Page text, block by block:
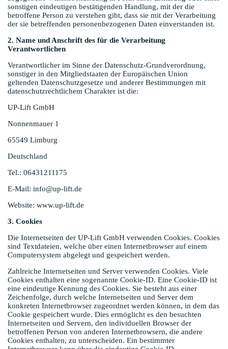
sonstigen eindeutigen bestätigenden Handlung, mit der die
betroffene Person zu verstehen gibt, dass sie mit der Verarbeitung
der sie betreffenden personenbezogenen Daten einverstanden ist.
2. Name und Anschrift des für die Verarbeitung
Verantwortlichen
Verantwortlicher im Sinne der Datenschutz-Grundverordnung,
sonstiger in den Mitgliedstaaten der Europäischen Union
geltenden Datenschutzgesetze und anderer Bestimmungen mit
datenschutzrechtlichem Charakter ist die:
UP-Lift GmbH
Nonnenmauer 1
65549 Limburg
Deutschland
Tel.: 06431211175
E-Mail: info@up-lift.de
Website: www.up-lift.de
3. Cookies
Die Internetseiten der UP-Lift GmbH verwenden Cookies. Cookies
sind Textdateien, welche über einen Internetbrowser auf einem
Computersystem abgelegt und gespeichert werden.
Zahlreiche Internetseiten und Server verwenden Cookies. Viele
Cookies enthalten eine sogenannte Cookie-ID. Eine Cookie-ID ist
eine eindeutige Kennung des Cookies. Sie besteht aus einer
Zeichenfolge, durch welche Internetseiten und Server dem
konkreten Internetbrowser zugeordnet werden können, in dem das
Cookie gespeichert wurde. Dies ermöglicht es den besuchten
Internetseiten und Servern, den individuellen Browser der
betroffenen Person von anderen Internetbrowsern, die andere
Cookies enthalten, zu unterscheiden. Ein bestimmter